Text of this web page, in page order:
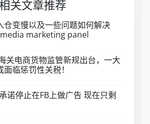
关文章推荐
仓变慢以及一些问题如何解决
marketing panel
关电商货物监管新规出台，一大
临惩罚性关税！
诺停止在FB上做广告 现在只剩